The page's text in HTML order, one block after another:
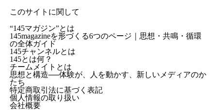
このサイトに関して
“145マガジン”とは
145magazineを形づくる6つのページ｜思想・共鳴・循環
の全体ガイド
145チャンネルとは
145とは何？
チームメイトとは
思想と構造──体験が、人を動かす、新しいメディアのか
たち
特定商取引法に基づく表記
個人情報の取り扱い
会社概要